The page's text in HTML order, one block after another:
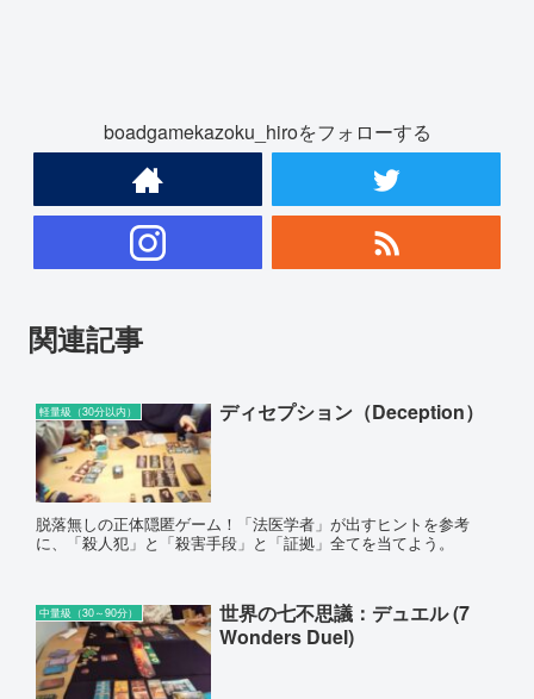
boadgamekazoku_hiroをフォローする
関連記事
軽量級（30分以内） ディセプション（Deception）
脱落無しの正体隠匿ゲーム！「法医学者」が出すヒントを参考
に、「殺人犯」と「殺害手段」と「証拠」全てを当てよう。
中量級（30～90分）
世界の七不思議：デュエル (7
Wonders Duel)